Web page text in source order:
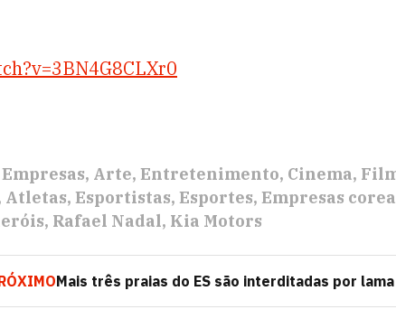
Empresas Arte Entretenimento Cinema
Atletas Esportistas Esportes Empresas
Rafael Nadal Kia Motors
Mais três praias do ES são interditadas por